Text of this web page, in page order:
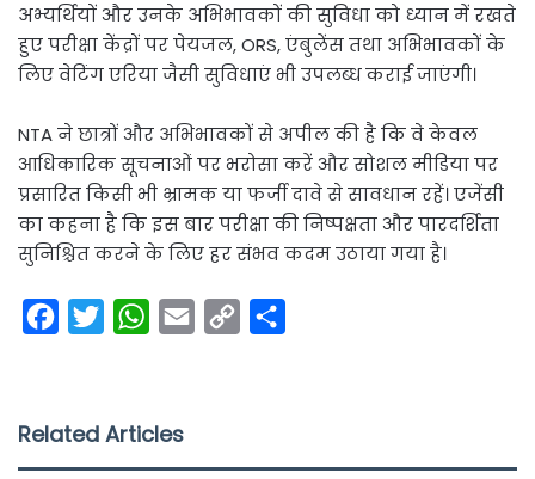
अभ्यर्थियों और उनके अभिभावकों की सुविधा को ध्यान में रखते
हुए परीक्षा केंद्रों पर पेयजल, ORS, एंबुलेंस तथा अभिभावकों के
लिए वेटिंग एरिया जैसी सुविधाएं भी उपलब्ध कराई जाएंगी।
NTA ने छात्रों और अभिभावकों से अपील की है कि वे केवल
आधिकारिक सूचनाओं पर भरोसा करें और सोशल मीडिया पर
प्रसारित किसी भी भ्रामक या फर्जी दावे से सावधान रहें। एजेंसी
का कहना है कि इस बार परीक्षा की निष्पक्षता और पारदर्शिता
सुनिश्चित करने के लिए हर संभव कदम उठाया गया है।
e
t
W
t
Related Articles